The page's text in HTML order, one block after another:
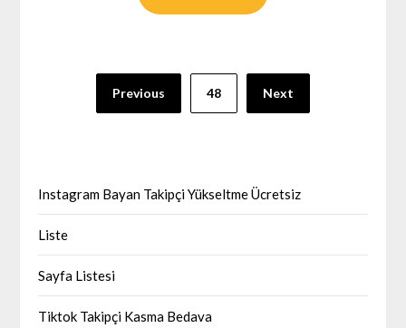
sayfalaması
Previous 48 Next
Instagram Bayan Takipçi Yükseltme Ücretsiz
Liste
Sayfa Listesi
Tiktok Takipçi Kasma Bedava